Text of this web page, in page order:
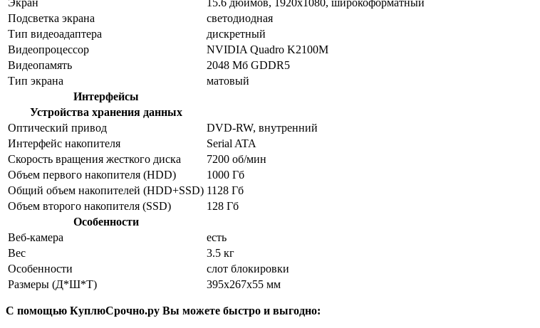
Подсветка экрана
светодиодная
Тип видеоадаптера
дискретный
Видеопроцессор
NVIDIA Quadro K2100M
Видеопамять
2048 Мб GDDR5
Тип экрана
матовый
Интерфейсы
Устройства хранения данных
Оптический привод
DVD-RW, внутренний
Интерфейс накопителя
Serial ATA
Скорость вращения жесткого диска
7200 об/мин
Объем первого накопителя (HDD)
1000 Гб
Общий объем накопителей (HDD+SSD) 1128 Гб
Объем второго накопителя (SSD)
128 Гб
Особенности
Веб-камера
есть
Вес
3.5 кг
Особенности
слот блокировки
Размеры (Д*Ш*Т)
395x267x55 мм
С помощью КуплюСрочно.ру Вы можете быстро и выгодно: